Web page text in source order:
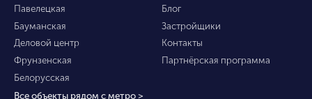
Павелецкая
Бауманская
Деловой центр
Фрунзенская
Белорусская
Все объекты рядом с метро >
Блог
Застройщики
Контакты
Партнёрская программа